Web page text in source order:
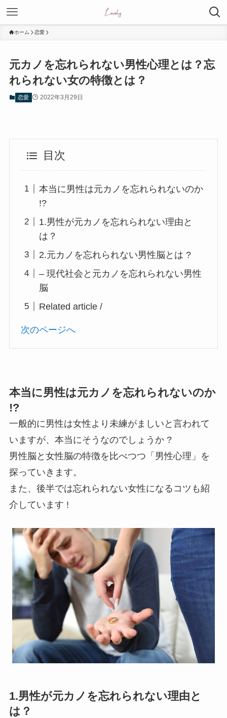
ホーム 恋愛
元カノを忘れられない男性心理とは？忘
れられない女の特徴とは？
恋愛 2022年3月29日
目次
本当に男性は元カノを忘れられないのか
!?
1.男性が元カノを忘れられない理由と
は？
2.元カノを忘れられない男性脳とは ?
– 現代社会と元カノを忘れられない男性
脳
Related article /
次のページへ
本当に男性は元カノを忘れられないのか
!?
一般的に男性は女性より未練がましいと言われて
いますが、本当にそうなのでしょうか ?
男性脳と女性脳の特徴を比べつつ「男性心理」を
探っていきます。
また、後半では忘れられない女性になるコツも紹
介しています !
1.男性が元カノを忘れられない理由と
は？